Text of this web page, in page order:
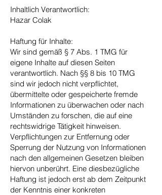
Inhaltlich Verantwortlich:
Hazar Colak
Haftung für Inhalte:
Wir sind gemäß § 7 Abs. 1 TMG für
eigene Inhalte auf diesen Seiten
verantwortlich. Nach §§ 8 bis 10 TMG
sind wir jedoch nicht verpflichtet,
übermittelte oder gespeicherte fremde
Informationen zu überwachen oder nach
Umständen zu forschen, die auf eine
rechtswidrige Tätigkeit hinweisen.
Verpflichtungen zur Entfernung oder
Sperrung der Nutzung von Informationen
nach den allgemeinen Gesetzen bleiben
hiervon unberührt. Eine diesbezügliche
Haftung ist jedoch erst ab dem Zeitpunkt
der Kenntnis einer konkreten